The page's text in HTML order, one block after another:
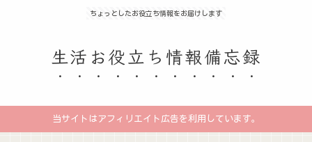
ちょっとしたお役立ち情報をお届けします
生活お役立ち情報備忘録
当サイトはアフィリエイト広告を利用しています。